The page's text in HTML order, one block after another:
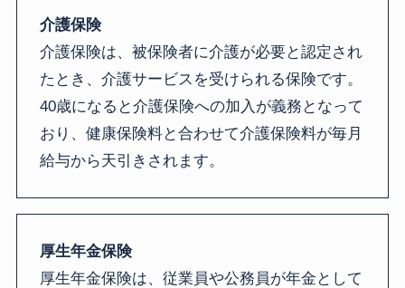
介護保険
介護保険は、被保険者に介護が必要と認定され
たとき、介護サービスを受けられる保険です。
40歳になると介護保険への加入が義務となって
おり、健康保険料と合わせて介護保険料が毎月
給与から天引きされます。
厚生年金保険
厚生年金保険は、従業員や公務員が年金として